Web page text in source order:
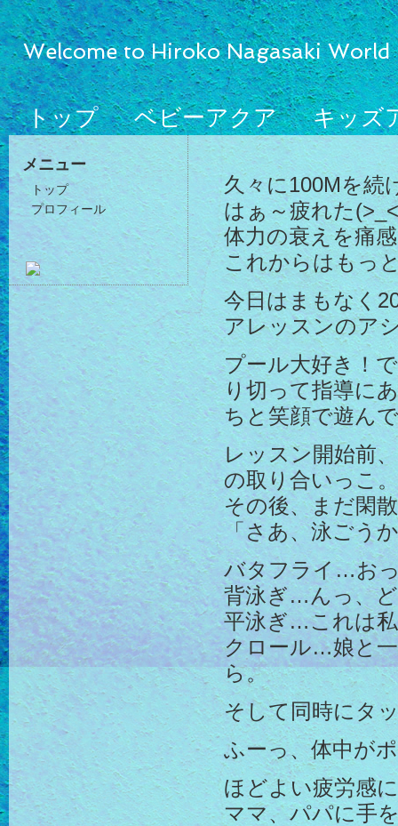
Welcome to Hiroko Nagasaki World
トップ ベビーアクア キッズ
久々に100Mを続
はぁ～疲れた
体力の衰えを痛
これからはもっ
今日はまもなく
アレッスンのア
プール大好き！
り切って指導に
ちと笑顔で遊ん
レッスン開始前
の取り合いっこ
その後、まだ閑
「さあ、泳ごう
バタフライ…お
背泳ぎ…んっ、
平泳ぎ…これは
クロール…娘と
ら。
そして同時にタ
ふーっ、体中が
ほどよい疲労感
ママ、パパに手
メニュー
トップ
プロフィール